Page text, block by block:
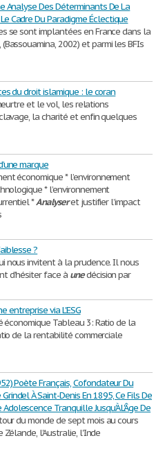
Analyse Des Déterminants De La
Cadre Du Paradigme Éclectique
se sont implantées en France dans la
2002) et parmi les BFIs
du droit islamique : le coran
et le vol, les relations
la charité et enfin quelques
marque
économique * l’environnement
* l’environnement
*Analyseret justifier l’impact
?
nous invitent à la prudence. Il nous
d’hésiter face à unedécision par
entreprise via L'ESG
Tableau 3: Ratio de la
de la rentabilité commerciale
Poète Français, Cofondateur Du
À Saint-Denis En 1895, Ce Fils De
Tranquille Jusqu'À L'Âge De
du monde de sept mois au cours
l'Australie, l'Inde